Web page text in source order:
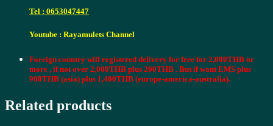
klongtakian
nhongmailhueang
phetchaburi
Tel : 0653047447
Youtube : Rayamulets Channel
Foreign country will registered delivery for free for 2,000THB or
more , if not over 2,000THB plus 200THB . But if want EMS plus
900THB (asia) plus 1,400THB (europe-america-australia).
Related products